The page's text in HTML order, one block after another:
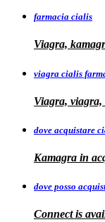
farmacia cialis
Viagra,
viagra cialis
Viagra, viagra,
dove acquistare
Kamagra in
dove posso
Connect is